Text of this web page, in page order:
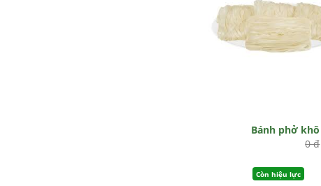
Bánh phở khô
0 đ
Còn hiệu lực